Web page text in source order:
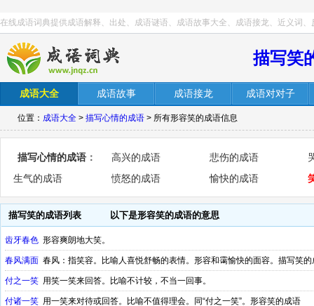
在线成语词典提供成语解释、出处、成语谜语、成语故事大全、成语接龙、近义词、
描写笑
成语大全 成语故事 成语接龙 成语对对子
位置： 成语大全 > 描写心情的成语 > 所有形容笑的成语信息
描写心情的成语 ： 高兴的成语 悲伤的成语
生气的成语
愤怒的成语 愉快的成语
描写笑的成语列表 以下是形容笑的成语的意思
齿牙春色 形容爽朗地大笑。
春风满面 春风：指笑容。比喻人喜悦舒畅的表情。形容和霭愉快的面容。描写笑的
付之一笑 用笑一笑来回答。比喻不计较，不当一回事。
付诸一笑 用一笑来对待或回答。比喻不值得理会。同“付之一笑”。形容笑的成语